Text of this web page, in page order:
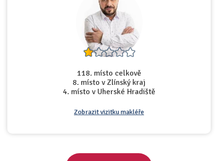
118. místo celkově
8. místo v Zlínský kraj
4. místo v Uherské Hradiště
Zobrazit vizitku makléře